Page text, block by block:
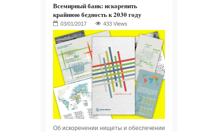
Всемирный банк: искоренить
крайнюю бедность к 2030 году
433 Views
Об искоренении нищеты и обеспечении